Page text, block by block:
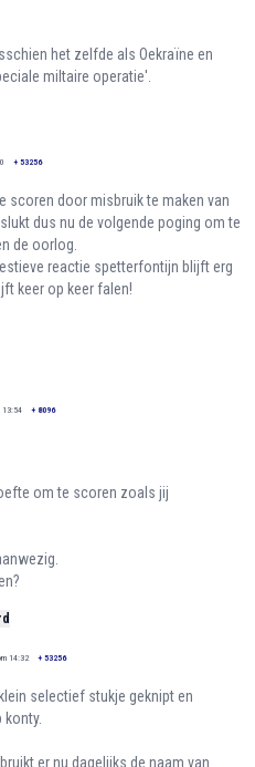
het zelfde als Oekraïne en
miltaire operatie'.
+ 53256
scoren door misbruik te maken van
dus nu de volgende poging om te
de oorlog.
reactie spetterfontijn blijft erg
keer op keer falen!
13:54 + 8096
om te scoren zoals jij
14:32 + 53256
selectief stukje geknipt en
konty.
er nu dagelijks de naam van